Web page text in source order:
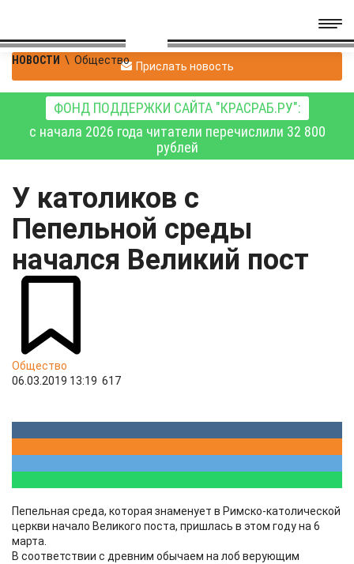
НОВОСТИ \ Общество Прислать новость
ФОНД ПОДДЕРЖКИ САЙТА "КРАСРАБ.РУ":
с начала 2026 года читатели перечислили 32 800
рублей
У католиков с
Пепельной среды
начался Великий пост
Общество
06.03.2019 13:19 617
Пепельная среда, которая знаменует в Римско-католической
церкви начало Великого поста, пришлась в этом году на 6
марта.
В соответствии с древним обычаем на лоб верующим